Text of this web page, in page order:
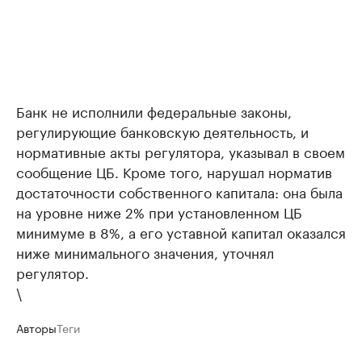
Банк не исполнили федеральные законы,
регулирующие банковскую деятельность, и
нормативные акты регулятора, указывал в своем
сообщение ЦБ. Кроме того, нарушал норматив
достаточности собственного капитала: она была
на уровне ниже 2% при установленном ЦБ
минимуме в 8%, а его уставной капитал оказался
ниже минимального значения, уточнял
регулятор.
\
АвторыТеги